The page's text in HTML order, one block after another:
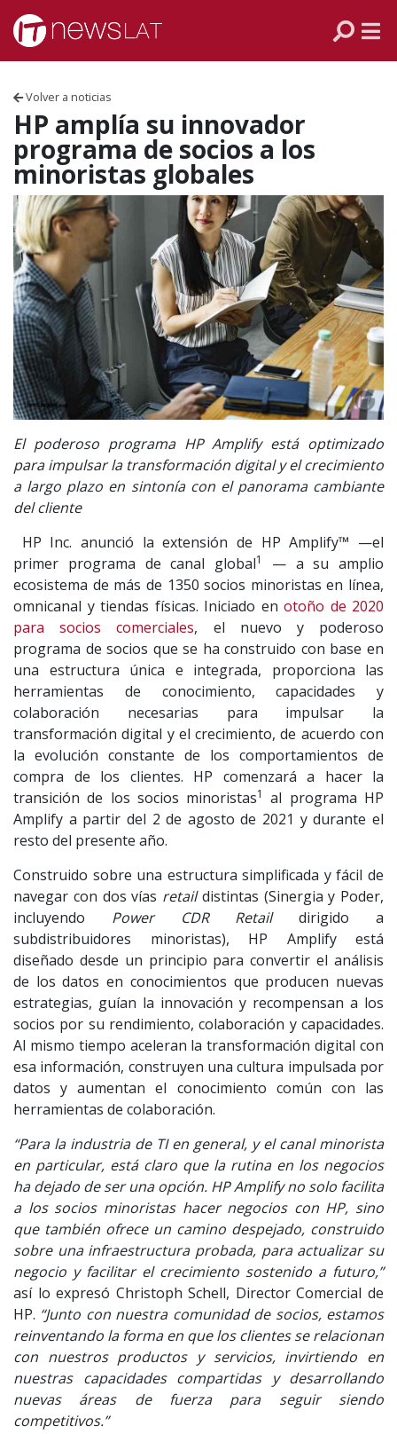
Skip to content
Volver a noticias
HP amplía su innovador
programa de socios a los
minoristas globales
El poderoso programa HP Amplify está optimizado
para impulsar la transformación digital y el crecimiento
a largo plazo en sintonía con el panorama cambiante
del cliente
HP Inc. anunció la extensión de HP Amplify™ —el
primer programa de canal global1
— a su amplio
ecosistema de más de 1350 socios minoristas en línea,
omnicanal y tiendas físicas. Iniciado en otoño de 2020
para socios comerciales, el nuevo y poderoso
programa de socios que se ha construido con base en
una estructura única e integrada, proporciona las
herramientas de conocimiento, capacidades y
colaboración necesarias para impulsar la
transformación digital y el crecimiento, de acuerdo con
la evolución constante de los comportamientos de
compra de los clientes. HP comenzará a hacer la
transición de los socios minoristas1
al programa HP
Amplify a partir del 2 de agosto de 2021 y durante el
resto del presente año.
Construido sobre una estructura simplificada y fácil de
navegar con dos vías retaildistintas (Sinergia y Poder,
incluyendo Power CDR Retaildirigido a
subdistribuidores minoristas), HP Amplify está
diseñado desde un principio para convertir el análisis
de los datos en conocimientos que producen nuevas
estrategias, guían la innovación y recompensan a los
socios por su rendimiento, colaboración y capacidades.
Al mismo tiempo aceleran la transformación digital con
esa información, construyen una cultura impulsada por
datos y aumentan el conocimiento común con las
herramientas de colaboración.
“Para la industria de TI en general, y el canal minorista
en particular, está claro que la rutina en los negocios
ha dejado de ser una opción. HP Amplify no solo facilita
a los socios minoristas hacer negocios con HP, sino
que también ofrece un camino despejado, construido
sobre una infraestructura probada, para actualizar su
negocio y facilitar el crecimiento sostenido a futuro,”
así lo expresó Christoph Schell, Director Comercial de
HP. “Junto con nuestra comunidad de socios, estamos
reinventando la forma en que los clientes se relacionan
con nuestros productos y servicios, invirtiendo en
nuestras capacidades compartidas y desarrollando
nuevas áreas de fuerza para seguir siendo
competitivos.”
VENEZUELA
ECUADOR
PERÚ
CHILE
ARGENTINA
MÉXICO